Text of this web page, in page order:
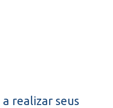
realizar seus